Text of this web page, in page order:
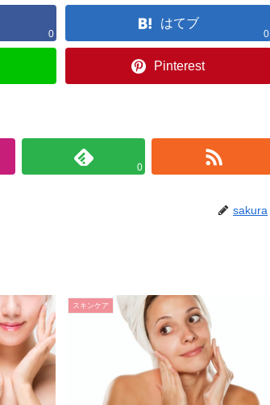
0
はてブ
0
Pinterest
0
sakura
スキンケア